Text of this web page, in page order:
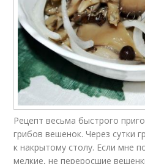
Рецепт весьма быстрого
грибов вешенок. Через сутки
к накрытому столу. Если мне
мелкие, не переросшие